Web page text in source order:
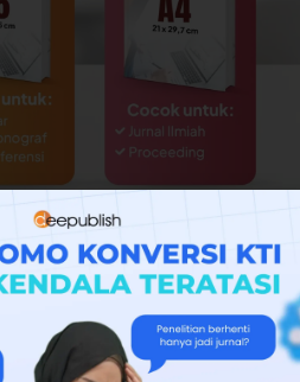
menentukan judul
menarik pembaca adalah
mampu mengajak